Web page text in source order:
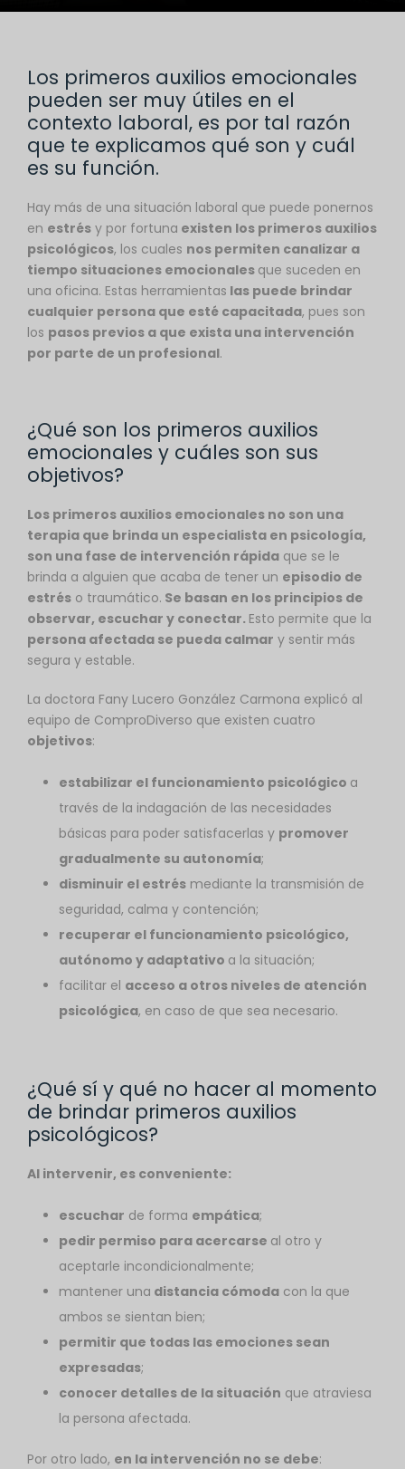
Los primeros auxilios emocionales
pueden ser muy útiles en el
contexto laboral, es por tal razón
que te explicamos qué son y cuál
es su función.
Hay más de una situación laboral que puede ponernos
en estrés y por fortuna existen los primeros auxilios
psicológicos, los cuales nos permiten canalizar a
tiempo situaciones emocionales que suceden en
una oficina. Estas herramientas las puede brindar
cualquier persona que esté capacitada, pues son
los pasos previos a que exista una intervención
por parte de un profesional.
¿Qué son los primeros auxilios
emocionales y cuáles son sus
objetivos?
Los primeros auxilios emocionales no son una
terapia que brinda un especialista en psicología,
son una fase de intervención rápida que se le
brinda a alguien que acaba de tener un episodio de
estrés o traumático. Se basan en los principios de
observar, escuchar y conectar. Esto permite que la
persona afectada se pueda calmar y sentir más
segura y estable.
La doctora Fany Lucero González Carmona explicó al
equipo de ComproDiverso que existen cuatro
objetivos:
estabilizar el funcionamiento psicológico a
través de la indagación de las necesidades
básicas para poder satisfacerlas y promover
gradualmente su autonomía;
disminuir el estrés mediante la transmisión de
seguridad, calma y contención;
recuperar el funcionamiento psicológico,
autónomo y adaptativo a la situación;
facilitar el acceso a otros niveles de atención
psicológica, en caso de que sea necesario.
¿Qué sí y qué no hacer al momento
de brindar primeros auxilios
psicológicos?
Al intervenir, es conveniente:
escuchar de forma empática;
pedir permiso para acercarse al otro y
aceptarle incondicionalmente;
mantener una distancia cómoda con la que
ambos se sientan bien;
permitir que todas las emociones sean
expresadas;
conocer detalles de la situación que atraviesa
la persona afectada.
Por otro lado, en la intervención no se debe: